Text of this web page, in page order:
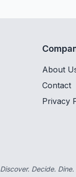
About
Contact
Privacy
Discover. Decide.